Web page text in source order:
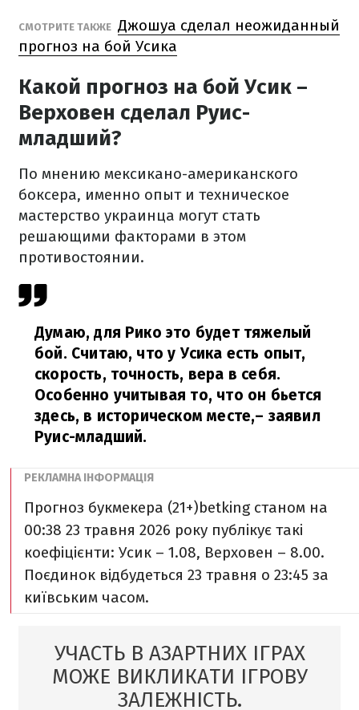
СМОТРИТЕ ТАКЖЕ Джошуа сделал неожиданный
прогноз на бой Усика
Какой прогноз на бой Усик –
Верховен сделал Руис-
младший?
По мнению мексикано-американского
боксера, именно опыт и техническое
мастерство украинца могут стать
решающими факторами в этом
противостоянии.
Думаю, для Рико это будет тяжелый
бой. Считаю, что у Усика есть опыт,
скорость, точность, вера в себя.
Особенно учитывая то, что он бьется
здесь, в историческом месте,– заявил
Руис-младший.
Прогноз букмекера (21+)betking станом на
00:38 23 травня 2026 року публікує такі
коефіцієнти: Усик – 1.08, Верховен – 8.00.
Поєдинок відбудеться 23 травня o 23:45 за
київським часом.
УЧАСТЬ В АЗАРТНИХ ІГРАХ
МОЖЕ ВИКЛИКАТИ ІГРОВУ
ЗАЛЕЖНІСТЬ.